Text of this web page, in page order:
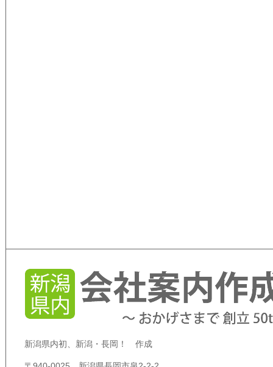
新潟県内初、新潟・長岡！ 作成